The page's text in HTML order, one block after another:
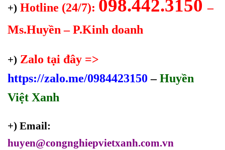
+) Hotline (24/7): 098.442.3150–
Ms.Huyền – P.Kinh doanh
+) Zalo tại đây =>
https://zalo.me/0984423150 –Huyền
Việt Xanh
+) Email:
huyen@congnghiepvietxanh.com.vn